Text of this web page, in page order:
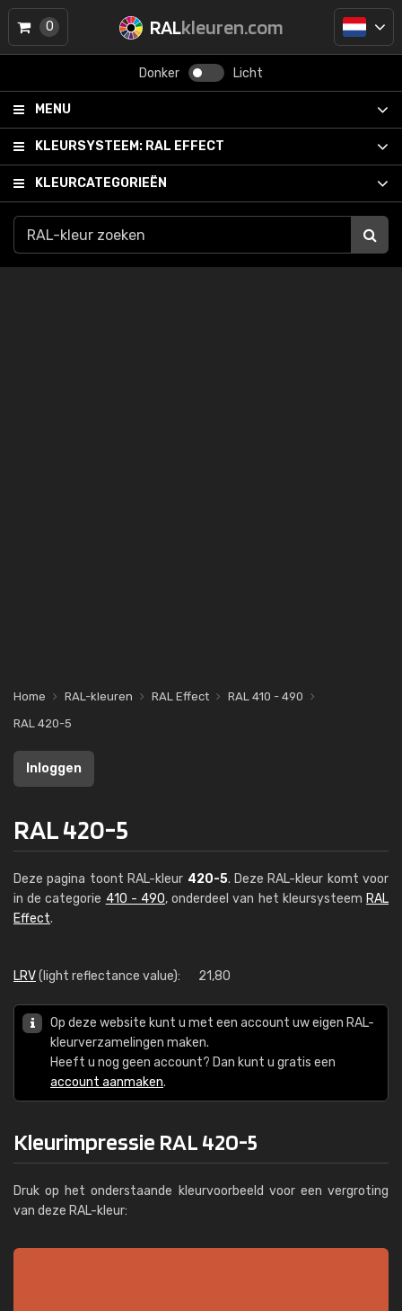
RALkleuren.com
Donker Licht
MENU
KLEURSYSTEEM: RAL EFFECT
KLEURCATEGORIEËN
0
Home RAL-kleuren RAL Effect
RAL 410 - 490
RAL 420-5
Inloggen
RAL 420-5
Deze pagina toont RAL-kleur 420-5. Deze RAL-kleur komt voor
in de categorie 410 - 490, onderdeel van het kleursysteem RAL
Effect.
LRV(light reflectance value): 21,80
Op deze website kunt u met een account uw eigen RAL-
kleurverzamelingen maken.
Heeft u nog geen account? Dan kunt u gratis een
account aanmaken.
Kleurimpressie RAL 420-5
Druk op het onderstaande kleurvoorbeeld voor een vergroting
van deze RAL-kleur: